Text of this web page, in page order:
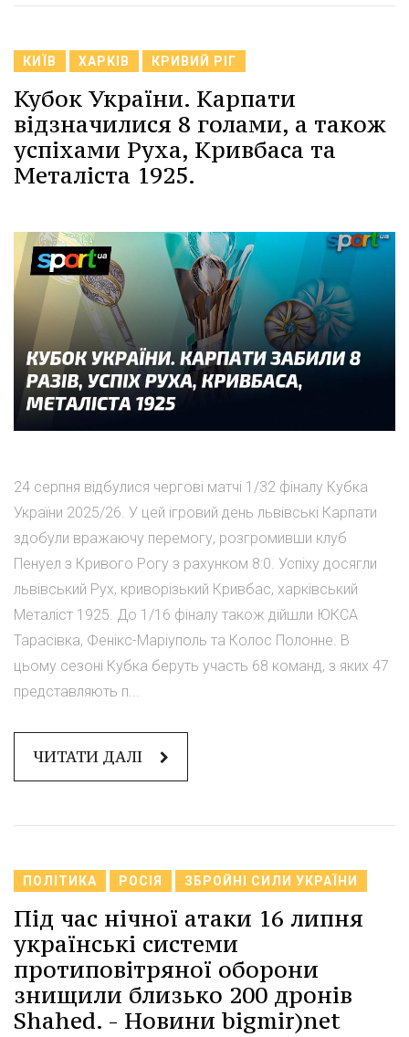
КИЇВ ХАРКІВ КРИВИЙ РІГ
Кубок України. Карпати
відзначилися 8 голами, а також
успіхами Руха, Кривбаса та
Металіста 1925.
24 серпня відбулися чергові матчі 1/32 фіналу Кубка
України 2025/26. У цей ігровий день львівські Карпати
здобули вражаючу перемогу, розгромивши клуб
Пенуел з Кривого Рогу з рахунком 8:0. Успіху досягли
львівський Рух, криворізький Кривбас, харківський
Металіст 1925. До 1/16 фіналу також дійшли ЮКСА
Тарасівка, Фенікс-Маріуполь та Колос Полонне. В
цьому сезоні Кубка беруть участь 68 команд, з яких 47
представляють п...
ЧИТАТИ ДАЛІ
ПОЛІТИКА РОСІЯ ЗБРОЙНІ СИЛИ УКРАЇНИ
Під час нічної атаки 16 липня
українські системи
протиповітряної оборони
знищили близько 200 дронів
Shahed. - Новини bigmir)net